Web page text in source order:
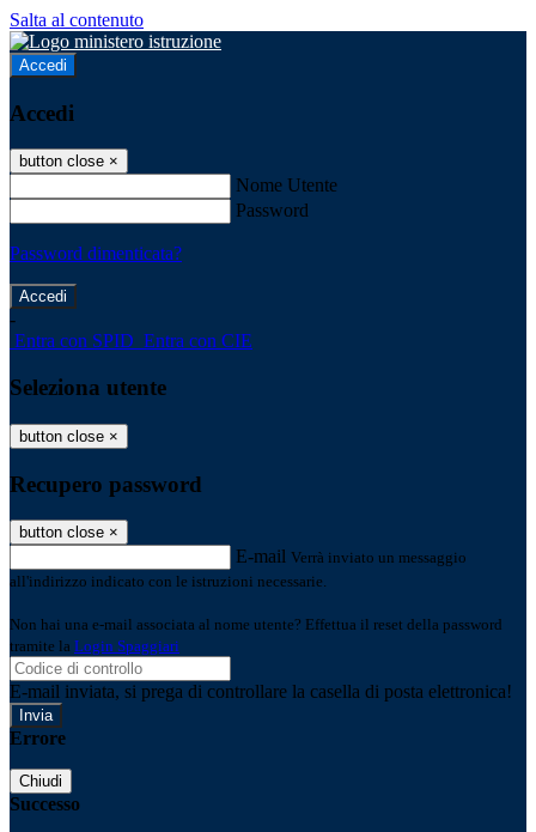
Salta al contenuto
Accedi
Accedi
button close ×
Nome Utente
Password
Password dimenticata?
-
Entra con SPID Entra con CIE
Seleziona utente
button close ×
Recupero password
button close ×
E-mail Verrà inviato un messaggio
all'indirizzo indicato con le istruzioni necessarie.
Non hai una e-mail associata al nome utente? Effettua il reset della password
tramite la Login Spaggiari
E-mail inviata, si prega di controllare la casella di posta elettronica!
Errore
Chiudi
Successo